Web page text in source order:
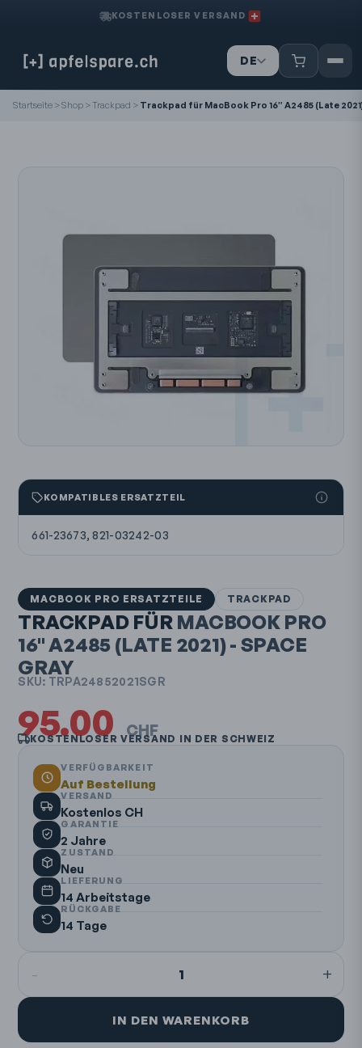
KOSTENLOSER VERSAND
DE
IT
Startseite >Shop >Trackpad > Trackpad für MacBook Pro 16″ A2485 (Late
KOMPATIBLES ERSATZTEIL
661-23673, 821-03242-03
MACBOOK PRO ERSATZTEILE TRACKPAD
TRACKPAD FÜR MACBOOK PRO
16"A2485 (LATE 2021)- SPACE
GRAY
SKU: TRPA24852021SGR
95.00 CHF
KOSTENLOSER VERSAND IN DER SCHWEIZ
VERFÜGBARKEIT
Auf Bestellung
VERSAND
Kostenlos CH
GARANTIE
2 Jahre
ZUSTAND
Neu
LIEFERUNG
14 Arbeitstage
RÜCKGABE
14 Tage
- 1 +
IN DEN WARENKORB